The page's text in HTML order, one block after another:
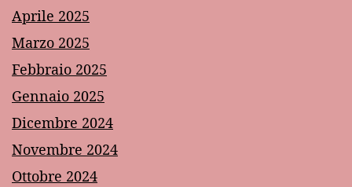
Aprile 2025
Marzo 2025
Febbraio 2025
Gennaio 2025
Dicembre 2024
Novembre 2024
Ottobre 2024